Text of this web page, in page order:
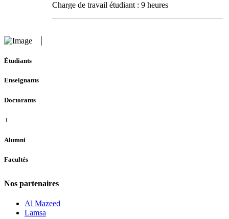
Charge de travail étudiant : 9 heures
Étudiants
Enseignants
Doctorants
+
Alumni
Facultés
Nos partenaires
Al Mazeed
Lamsa